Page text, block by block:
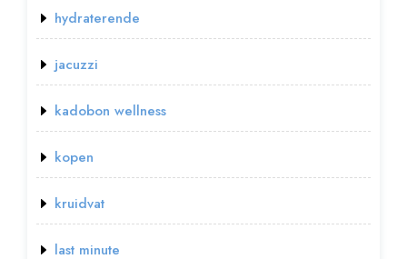
hydraterende
jacuzzi
kadobon wellness
kopen
kruidvat
last minute